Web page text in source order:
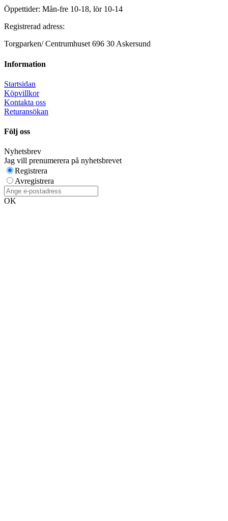
Öppettider: Mån-fre 10-18, lör 10-14
Registrerad adress:
Torgparken/ Centrumhuset 696 30 Askersund
Information
Startsidan
Köpvillkor
Kontakta oss
Returansökan
Följ oss
Nyhetsbrev
Jag vill prenumerera på nyhetsbrevet
Registrera
Avregistrera
OK